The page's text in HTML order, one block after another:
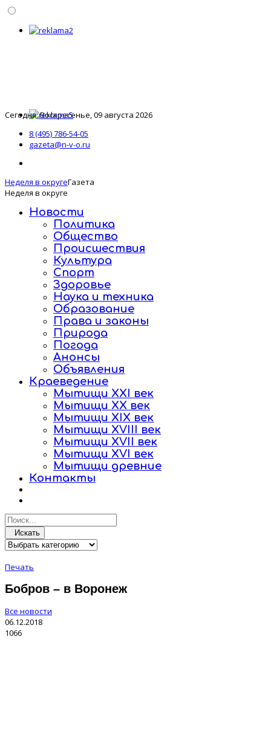
Сегодня: Воскресенье, 09 августа 2026
8 (495) 786-54-05
gazeta@n-v-o.ru
Неделя в округеГазета
Неделя в округе
Новости
Политика
Общество
Происшествия
Культура
Спорт
Здоровье
Наука и техника
Образование
Права и законы
Природа
Погода
Анонсы
Объявления
Краеведение
Мытищи XXI век
Мытищи XX век
Мытищи XIX век
Мытищи XVIII век
Мытищи XVII век
Мытищи XVI век
Мытищи древние
Контакты
Искать
Печать
Бобров – в Воронеж
Все новости
06.12.2018
1066